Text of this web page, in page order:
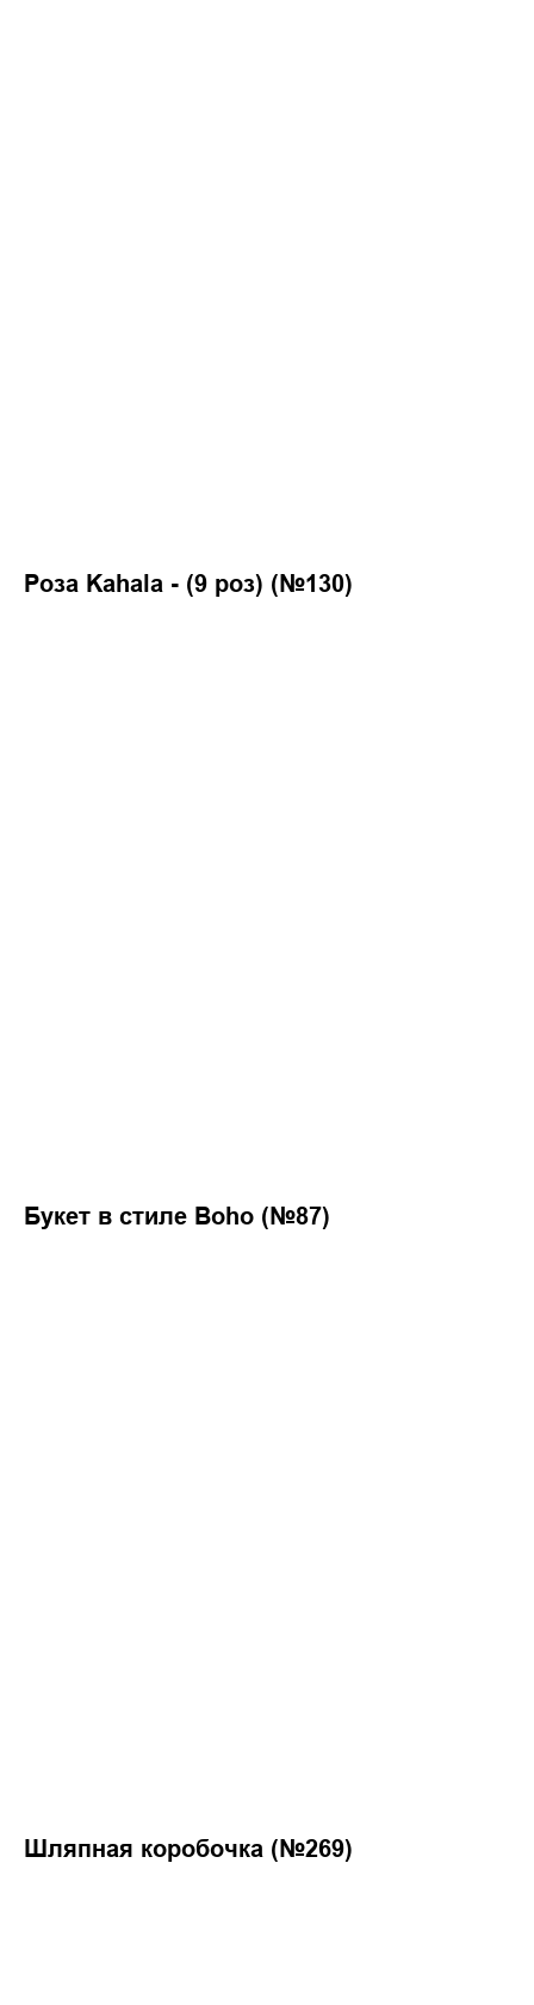
Роза Kahala - (9 роз) (№130)
Букет в стиле Boho (№87)
Шляпная коробочка (№269)